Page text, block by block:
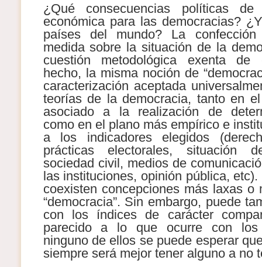
¿Qué consecuencias políticas
económica para las democracias?
países del mundo? La confección
medida sobre la situación de la
cuestión metodológica exenta de
hecho, la misma noción de
caracterización aceptada
teorías de la democracia, tanto en
asociado a la realización de
como en el plano más empírico e
a los indicadores elegidos
prácticas electorales, situación
sociedad civil, medios de
las instituciones, opinión pública,
coexisten concepciones más laxas o
“democracia”. Sin embargo, puede
con los índices de carácter
parecido a lo que ocurre con los
ninguno de ellos se puede esperar
siempre será mejor tener alguno a no